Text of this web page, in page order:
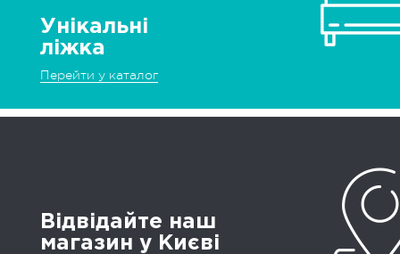
Унікальні
ліжка
Перейти у каталог
Відвідайте наш
магазин у Києві